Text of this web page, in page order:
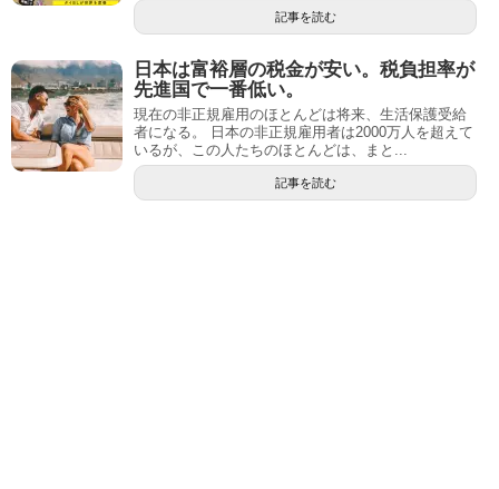
記事を読む
日本は富裕層の税金が安い。税負担率が
先進国で一番低い。
現在の非正規雇用のほとんどは将来、生活保護受給
者になる。 日本の非正規雇用者は2000万人を超えて
いるが、この人たちのほとんどは、まと...
記事を読む